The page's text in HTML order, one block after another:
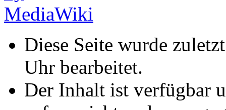
Diese Seite wurde
Uhr bearbeitet.
Der Inhalt ist verfügbar